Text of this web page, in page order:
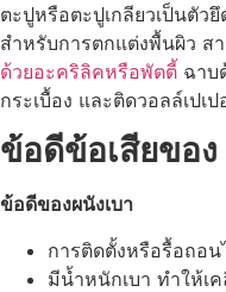
ตะปูหรือตะปูเกลียวเป็นตัว
สำหรับการตกแต่งพื้นผิว ส
ด้วยอะคริลิคหรือพัตตี้ ฉาบ
กระเบื้อง และติดวอลล์เปเป
ข้อดีข้อเสียของ
ข้อดีของผนังเบา
การติดตั้งหรือรื้อถอน
มีน้ำหนักเบา ทำให้เ